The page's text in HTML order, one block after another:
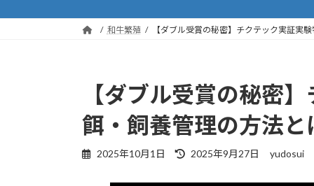
ッ
移
和牛繁殖 【ダブル受賞の秘密】チクテック実証実
【ダブル受賞の秘密
餌・飼養管理の方法と
2025年10月1日
最
更
2025年9月27日 yudosui